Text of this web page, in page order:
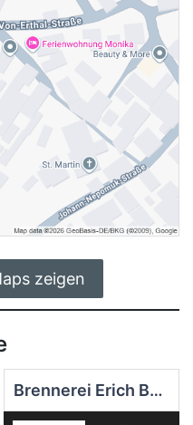
zeigen
Brennerei Erich Bürger